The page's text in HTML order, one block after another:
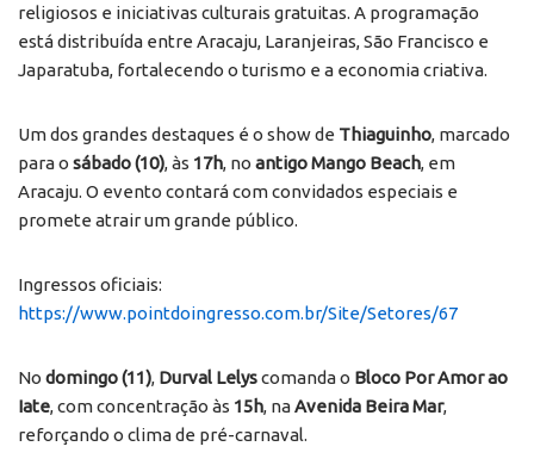
religiosos e iniciativas culturais gratuitas. A programação
está distribuída entre Aracaju, Laranjeiras, São Francisco e
Japaratuba, fortalecendo o turismo e a economia criativa.
Um dos grandes destaques é o show de Thiaguinho, marcado
para o sábado (10), às 17h, no antigo Mango Beach, em
Aracaju. O evento contará com convidados especiais e
promete atrair um grande público.
Ingressos oficiais:
https://www.pointdoingresso.com.br/Site/Setores/67
No domingo (11), Durval Lelyscomanda o Bloco Por Amor ao
Iate, com concentração às 15h, naAvenida Beira Mar,
reforçando o clima de pré-carnaval.